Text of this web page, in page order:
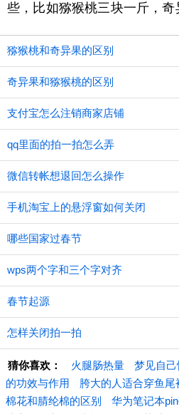
些，比如猕猴桃三块一斤，奇
猕猴桃和奇异果的区别
奇异果和猕猴桃的区别
支付宝怎么注销商家店铺
qq里面的拍一拍怎么弄
微信转帐想退回怎么操作
手机淘宝上的悬浮窗如何关闭
哪些国家过春节
wps两个字和三个字对齐
春节起源
怎样关闭拍一拍
猜你喜欢： 火腿肠热量 梦见自
的功效与作用
胯大的人适合穿鱼尾
棉花和腈纶棉的区别
华为笔记本